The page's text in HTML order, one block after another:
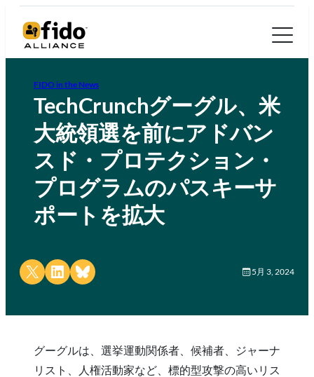
FIDO in the News
TechCrunchグーグル、米
大統領選を前にアドバン
スド・プロテクション・
プログラムのパスキーサ
ポートを拡大
Share on X Share on LinkedIn
Share on Bluesky 5月 3, 2024
グーグルは、選挙運動関係者、候補者、ジャーナ
リスト、人権活動家など、標的型攻撃の高いリス